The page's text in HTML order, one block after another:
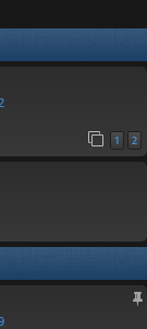
1 2